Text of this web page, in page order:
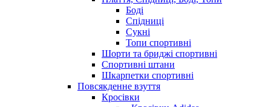
Боді
Спідниці
Сукні
Топи спортивні
Шорти та бриджі спортивні
Спортивні штани
Шкарпетки спортивні
Повсякденне взуття
Кросівки